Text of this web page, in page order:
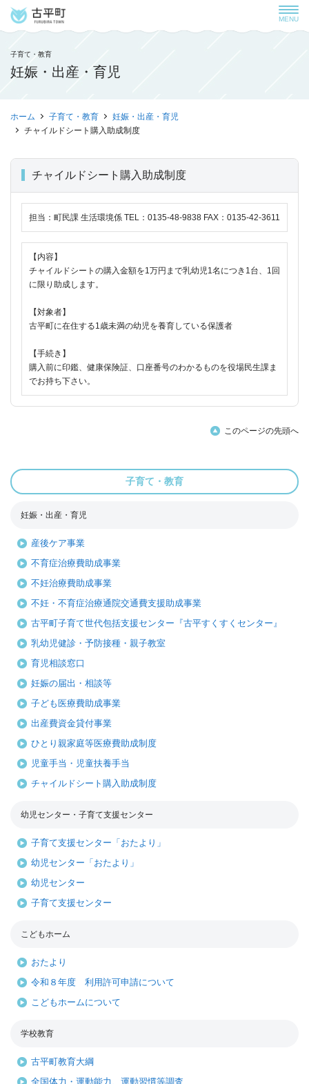
MENU
子育て・教育
妊娠・出産・育児
ホーム 子育て・教育
妊娠・出産・育児
チャイルドシート購入助成制度
チャイルドシート購入助成制度
担当：町民課 生活環境係 TEL：0135-48-9838 FAX：0135-42-3611
【内容】
チャイルドシートの購入金額を1万円まで乳幼児1名につき1台、1回
に限り助成します。
【対象者】
古平町に在住する1歳未満の幼児を養育している保護者
【手続き】
購入前に印鑑、健康保険証、口座番号のわかるものを役場民生課ま
でお持ち下さい。
このページの先頭へ
子育て・教育
妊娠・出産・育児
産後ケア事業
不育症治療費助成事業
不妊治療費助成事業
不妊・不育症治療通院交通費支援助成事業
古平町子育て世代包括支援センター『古平すくすくセンター』
乳幼児健診・予防接種・親子教室
育児相談窓口
妊娠の届出・相談等
子ども医療費助成事業
出産費資金貸付事業
ひとり親家庭等医療費助成制度
児童手当・児童扶養手当
チャイルドシート購入助成制度
幼児センター・子育て支援センター
子育て支援センター「おたより」
幼児センター「おたより」
幼児センター
子育て支援センター
こどもホーム
おたより
令和８年度 利用許可申請について
こどもホームについて
学校教育
古平町教育大綱
全国体力・運動能力、運動習慣等調査